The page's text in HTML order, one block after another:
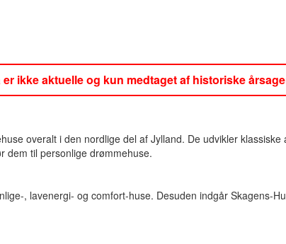
er ikke aktuelle og kun medtaget af historiske
overalt i den nordlige del af Jylland. De udvikler
dem til personlige drømmehuse.
, lavenergi- og comfort-huse. Desuden indgår Skagens-